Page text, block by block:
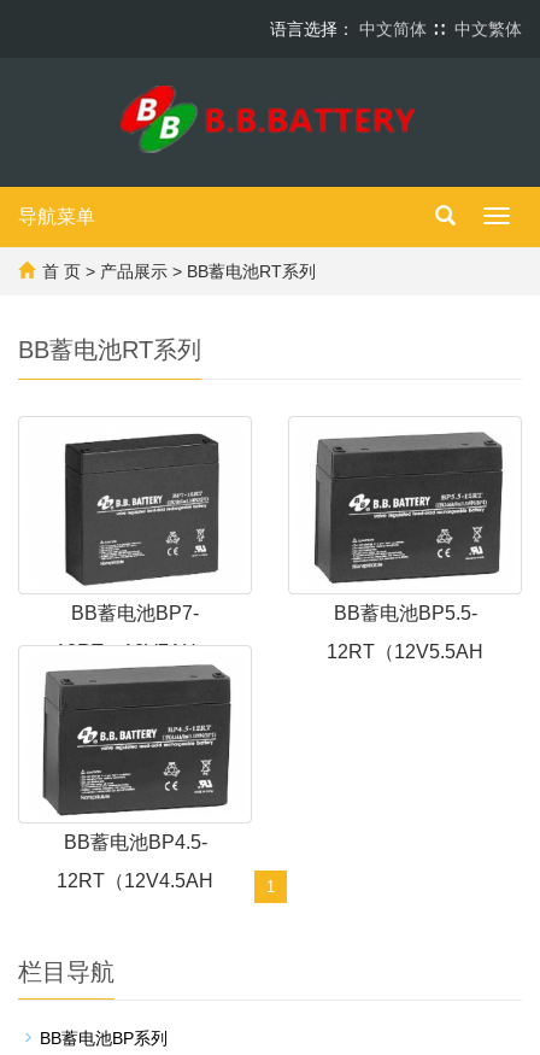
语言选择： 中文简体 ∷ 中文繁体
导航菜单
首 页 > 产品展示 > BB蓄电池RT系列
BB蓄电池RT系列
BB蓄电池BP7-
12RT（12V7AH）
BB蓄电池BP5.5-
12RT（12V5.5AH
BB蓄电池BP4.5-
12RT（12V4.5AH
1
栏目导航
BB蓄电池BP系列